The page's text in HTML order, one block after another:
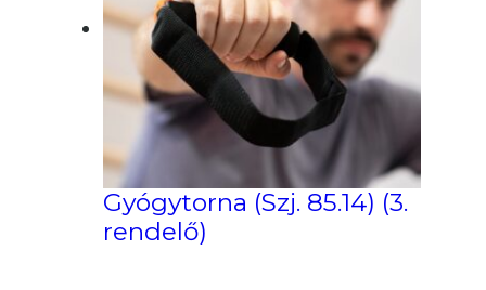
Gyógytorna (Szj. 85.14) (3.
rendelő)